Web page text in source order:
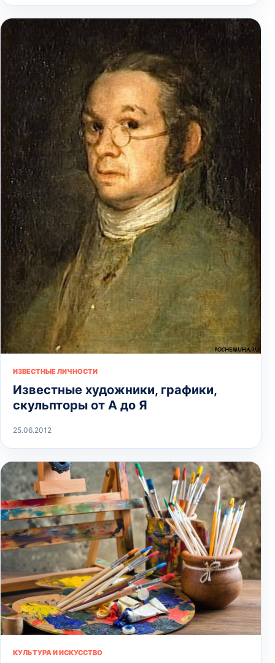
ИЗВЕСТНЫЕ ЛИЧНОСТИ
Известные художники, графики,
скульпторы от А до Я
25.06.2012
КУЛЬТУРА И ИСКУССТВО